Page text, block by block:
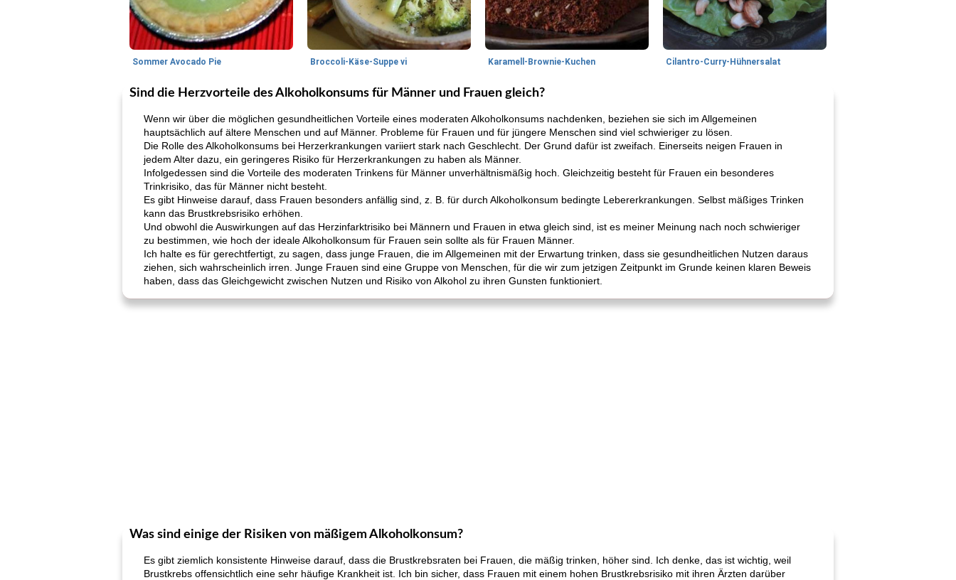
Sommer Avocado Pie Broccoli-Käse-Suppe vi Karamell-Brownie-Kuchen Cilantro-Curry-Hühnersalat
Sind die Herzvorteile des Alkoholkonsums für Männer und Frauen gleich?
Wenn wir über die möglichen gesundheitlichen Vorteile eines moderaten Alkoholkonsums nachdenken, beziehen sie sich im Allgemeinen
hauptsächlich auf ältere Menschen und auf Männer. Probleme für Frauen und für jüngere Menschen sind viel schwieriger zu lösen.
Die Rolle des Alkoholkonsums bei Herzerkrankungen variiert stark nach Geschlecht. Der Grund dafür ist zweifach. Einerseits neigen Frauen in
jedem Alter dazu, ein geringeres Risiko für Herzerkrankungen zu haben als Männer.
Infolgedessen sind die Vorteile des moderaten Trinkens für Männer unverhältnismäßig hoch. Gleichzeitig besteht für Frauen ein besonderes
Trinkrisiko, das für Männer nicht besteht.
Es gibt Hinweise darauf, dass Frauen besonders anfällig sind, z. B. für durch Alkoholkonsum bedingte Lebererkrankungen. Selbst mäßiges Trinken
kann das Brustkrebsrisiko erhöhen.
Und obwohl die Auswirkungen auf das Herzinfarktrisiko bei Männern und Frauen in etwa gleich sind, ist es meiner Meinung nach noch schwieriger
zu bestimmen, wie hoch der ideale Alkoholkonsum für Frauen sein sollte als für Frauen Männer.
Ich halte es für gerechtfertigt, zu sagen, dass junge Frauen, die im Allgemeinen mit der Erwartung trinken, dass sie gesundheitlichen Nutzen daraus
ziehen, sich wahrscheinlich irren. Junge Frauen sind eine Gruppe von Menschen, für die wir zum jetzigen Zeitpunkt im Grunde keinen klaren Beweis
haben, dass das Gleichgewicht zwischen Nutzen und Risiko von Alkohol zu ihren Gunsten funktioniert.
Was sind einige der Risiken von mäßigem Alkoholkonsum?
Es gibt ziemlich konsistente Hinweise darauf, dass die Brustkrebsraten bei Frauen, die mäßig trinken, höher sind. Ich denke, das ist wichtig, weil
Brustkrebs offensichtlich eine sehr häufige Krankheit ist. Ich bin sicher, dass Frauen mit einem hohen Brustkrebsrisiko mit ihren Ärzten darüber